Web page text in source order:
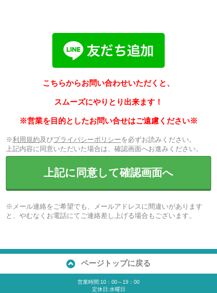
こちらからお問い合わせいただくと、
スムーズにやりとり出来ます！
※営業を目的としたお問い合せはご遠慮ください※
※利用規約及びプライバシーポリシーを必ずお読みください。
上記内容に同意いただいた場合は、確認画面へお進みください。
上記に同意して確認画面へ
※メール連絡をご希望でも、メールアドレスに間違いがあります
と、やむなくお電話にてご連絡差し上げる場合もございます。
ページトップに戻る
営業時間:10：00～19：00
定休日:水曜日